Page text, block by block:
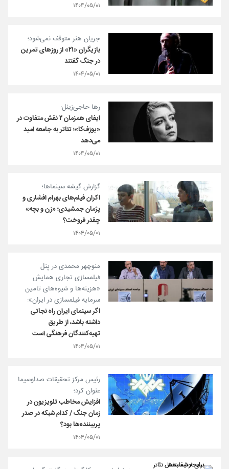
۱۴۰۴/۰۵/۰۱
جریان هنر متوقف نمی‌شود؛
بازیگران «۲۱» از روزهای تمرین
در جنگ گفتند
۱۴۰۴/۰۵/۰۱
رها حاجی‌زینل:
ایفای همزمان ۲ نقش متفاوت در
«یوزف‌کا»؛ تئاتر به جامعه امید
می‌دهد
۱۴۰۴/۰۵/۰۱
گزارش گیشه سینماها؛
اکران فیلم‌های بهرام افشاری و
پژمان جمشیدی؛ «زن و بچه»
چقدر فروخت؟
۱۴۰۴/۰۵/۰۱
منوچهر محمدی در پنل
فیلمسازی تجاری همایش
«هزینه‌ها و شیوه‌های تامین
سرمایه فیلمسازی در ایران»:
اگر سینمای ایران راه نجاتی
داشته باشد، از طریق
تهیه‌کنندگان فرهنگی است
۱۴۰۴/۰۵/۰۱
رئیس مرکز تحقیقات صداوسیما
عنوان کرد؛
افزایش مخاطب تلویزیون در
زمان جنگ / کدام‌ شبکه در صدر
پربیننده‌ها بود؟
۱۴۰۴/۰۵/۰۱